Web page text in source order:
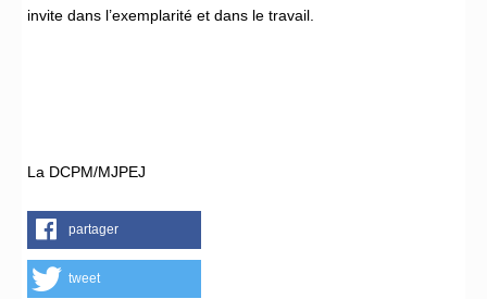
invite dans l’exemplarité et dans le travail.
La DCPM/MJPEJ
partager
tweet